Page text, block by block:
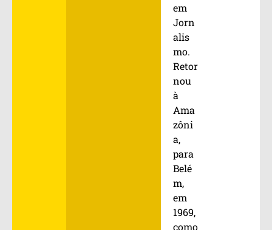
em
Jorn
alis
mo.
Retor
nou
à
Ama
zôni
a,
para
Belé
m,
em
1969,
como